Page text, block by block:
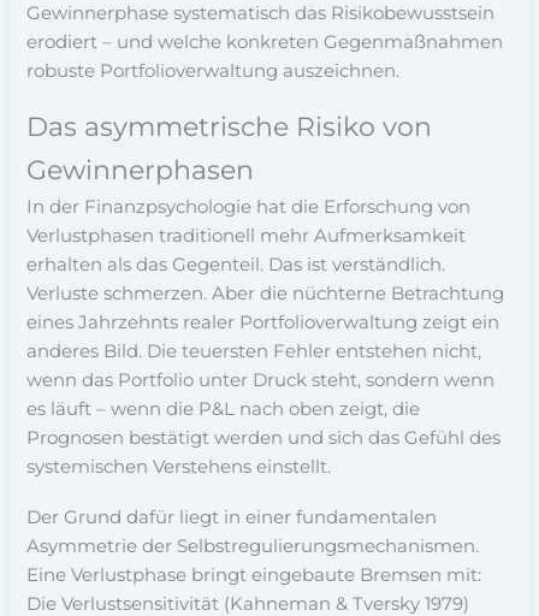
Gewinnerphase systematisch das Risikobewusstsein
erodiert – und welche konkreten Gegenmaßnahmen
robuste Portfolioverwaltung auszeichnen.
Das asymmetrische Risiko von
Gewinnerphasen
In der Finanzpsychologie hat die Erforschung von
Verlustphasen traditionell mehr Aufmerksamkeit
erhalten als das Gegenteil. Das ist verständlich.
Verluste schmerzen. Aber die nüchterne Betrachtung
eines Jahrzehnts realer Portfolioverwaltung zeigt ein
anderes Bild. Die teuersten Fehler entstehen nicht,
wenn das Portfolio unter Druck steht, sondern wenn
es läuft – wenn die P&L nach oben zeigt, die
Prognosen bestätigt werden und sich das Gefühl des
systemischen Verstehens einstellt.
Der Grund dafür liegt in einer fundamentalen
Asymmetrie der Selbstregulierungsmechanismen.
Eine Verlustphase bringt eingebaute Bremsen mit:
Die Verlustsensitivität (Kahneman & Tversky 1979)